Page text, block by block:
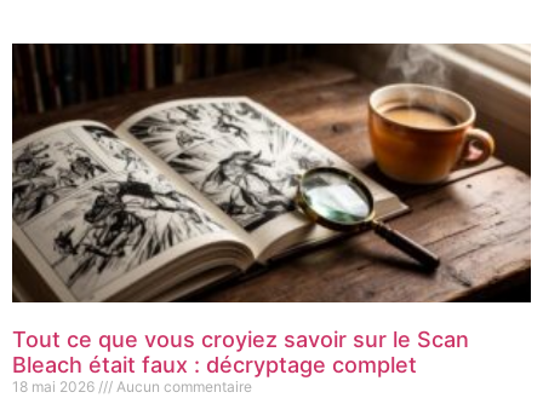
Tout ce que vous croyiez savoir sur le Scan
Bleach était faux : décryptage complet
18 mai 2026 Aucun commentaire